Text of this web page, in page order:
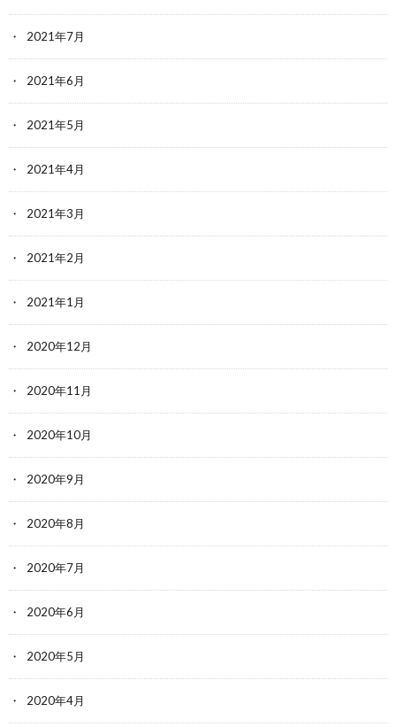
2021年7月
2021年6月
2021年5月
2021年4月
2021年3月
2021年2月
2021年1月
2020年12月
2020年11月
2020年10月
2020年9月
2020年8月
2020年7月
2020年6月
2020年5月
2020年4月